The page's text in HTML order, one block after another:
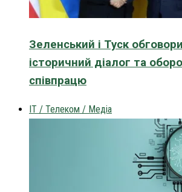
Зеленський і Туск
історичний діалог та
співпрацю
IT / Телеком / Медіа